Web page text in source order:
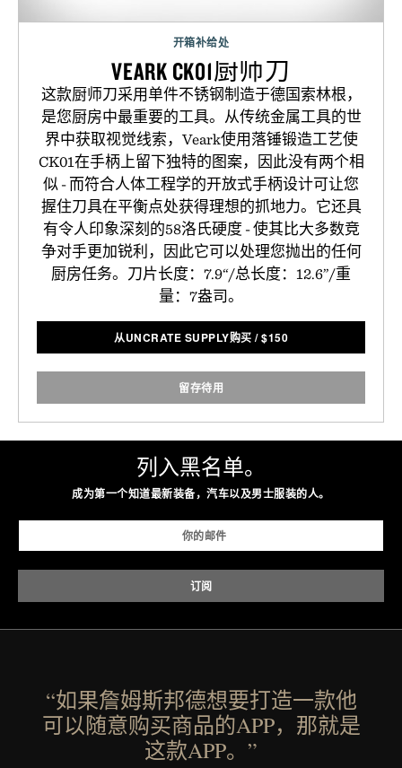
开箱补给处
VEARK CK01厨师刀
这款厨师刀采用单件不锈钢制造于德国索林根，
是您厨房中最重要的工具。从传统金属工具的世
界中获取视觉线索，Veark使用落锤锻造工艺使
CK01在手柄上留下独特的图案，因此没有两个相
似 - 而符合人体工程学的开放式手柄设计可让您
握住刀具在平衡点处获得理想的抓地力。它还具
有令人印象深刻的58洛氏硬度 - 使其比大多数竞
争对手更加锐利，因此它可以处理您抛出的任何
厨房任务。刀片长度：7.9“/总长度：12.6”/重
量：7盎司。
从UNCRATE SUPPLY购买 /$150
留存待用
列入黑名单。
成为第一个知道最新装备，汽车以及男士服装的人。
“如果詹姆斯邦德想要打造一款他
可以随意购买商品的APP，那就是
这款APP。”